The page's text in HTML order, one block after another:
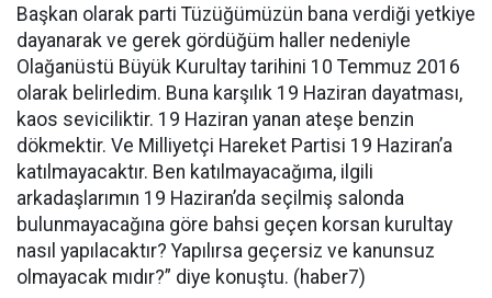
Başkan olarak parti Tüzüğümüzün bana verdiği yetkiye
dayanarak ve gerek gördüğüm haller nedeniyle
Olağanüstü Büyük Kurultay tarihini 10 Temmuz 2016
olarak belirledim. Buna karşılık 19 Haziran dayatması,
kaos seviciliktir. 19 Haziran yanan ateşe benzin
dökmektir. Ve Milliyetçi Hareket Partisi 19 Haziran’a
katılmayacaktır. Ben katılmayacağıma, ilgili
arkadaşlarımın 19 Haziran’da seçilmiş salonda
bulunmayacağına göre bahsi geçen korsan kurultay
nasıl yapılacaktır? Yapılırsa geçersiz ve kanunsuz
olmayacak mıdır?” diye konuştu. (haber7)